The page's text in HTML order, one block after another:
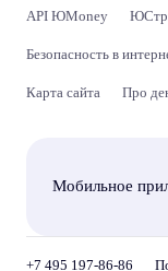
API ЮMoney
Безопасность в
Карта сайта Про
Мобильное
+7 495 197-86-86